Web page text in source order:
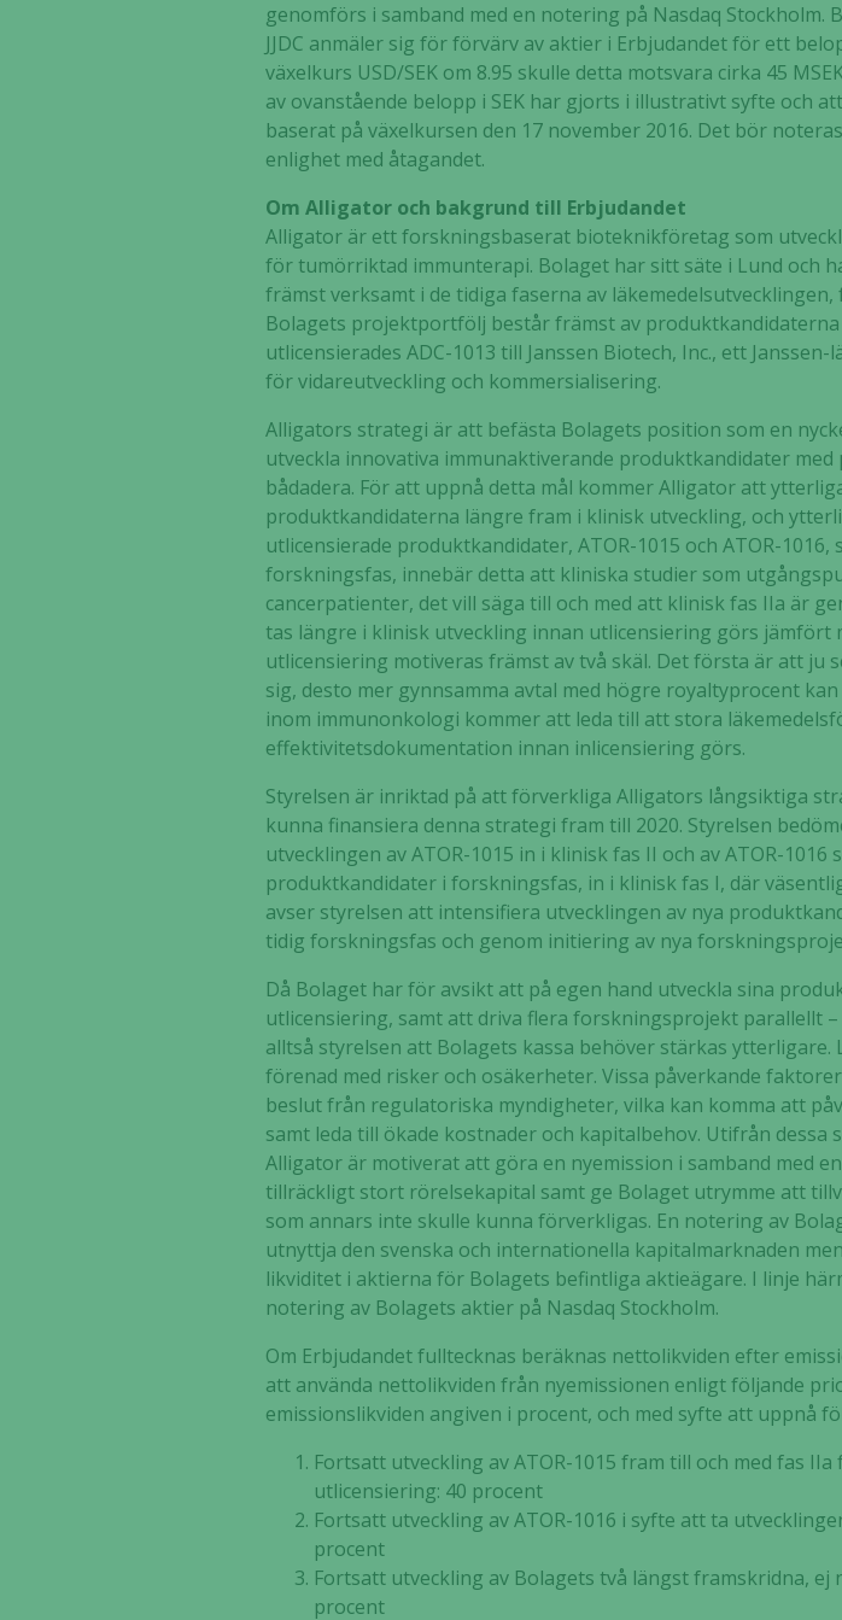
genomförs i samband med en notering på Nasdaq
JJDC anmäler sig för förvärv av aktier i Erbjudandet för ett
växelkurs USD/SEK om 8.95 skulle detta motsvara cirka 45
av ovanstående belopp i SEK har gjorts i illustrativt syfte och
baserat på växelkursen den 17 november 2016. Det bör
enlighet med åtagandet.
Om Alligator och bakgrund till Erbjudandet
Alligator är ett forskningsbaserat bioteknikföretag som
för tumörriktad immunterapi. Bolaget har sitt säte i Lund och
främst verksamt i de tidiga faserna av
Bolagets projektportfölj består främst av produktkandidaterna
utlicensierades ADC-1013 till Janssen Biotech, Inc., ett
för vidareutveckling och kommersialisering.
Alligators strategi är att befästa Bolagets position som en
utveckla innovativa immunaktiverande produktkandidater med
bådadera. För att uppnå detta mål kommer Alligator att
produktkandidaterna längre fram i klinisk utveckling, och
utlicensierade produktkandidater, ATOR-1015 och ATOR-
forskningsfas, innebär detta att kliniska studier som
cancerpatienter, det vill säga till och med att klinisk fas IIa är
tas längre i klinisk utveckling innan utlicensiering görs jämfört
utlicensiering motiveras främst av två skäl. Det första är att
sig, desto mer gynnsamma avtal med högre royaltyprocent
inom immunonkologi kommer att leda till att stora
effektivitetsdokumentation innan inlicensiering görs.
Styrelsen är inriktad på att förverkliga Alligators långsiktiga
kunna finansiera denna strategi fram till 2020. Styrelsen
utvecklingen av ATOR-1015 in i klinisk fas II och av ATOR-
produktkandidater i forskningsfas, in i klinisk fas I, där
avser styrelsen att intensifiera utvecklingen av nya
tidig forskningsfas och genom initiering av nya
Då Bolaget har för avsikt att på egen hand utveckla sina
utlicensiering, samt att driva flera forskningsprojekt parallellt
alltså styrelsen att Bolagets kassa behöver stärkas
förenad med risker och osäkerheter. Vissa påverkande
beslut från regulatoriska myndigheter, vilka kan komma att
samt leda till ökade kostnader och kapitalbehov. Utifrån
Alligator är motiverat att göra en nyemission i samband med
tillräckligt stort rörelsekapital samt ge Bolaget utrymme att
som annars inte skulle kunna förverkligas. En notering av
utnyttja den svenska och internationella kapitalmarknaden
likviditet i aktierna för Bolagets befintliga aktieägare. I linje
notering av Bolagets aktier på Nasdaq Stockholm.
Om Erbjudandet fulltecknas beräknas nettolikviden efter
att använda nettolikviden från nyemissionen enligt följande
emissionslikviden angiven i procent, och med syfte att uppnå
Fortsatt utveckling av ATOR-1015 fram till och med fas
utlicensiering: 40 procent
Fortsatt utveckling av ATOR-1016 i syfte att ta
procent
Fortsatt utveckling av Bolagets två längst framskridna,
procent